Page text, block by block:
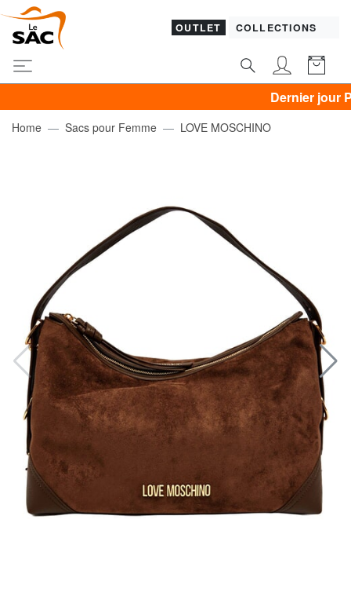
OUTLET COLLECTIONS
Dernier jour
Home Sacs pour Femme LOVE MOSCHINO